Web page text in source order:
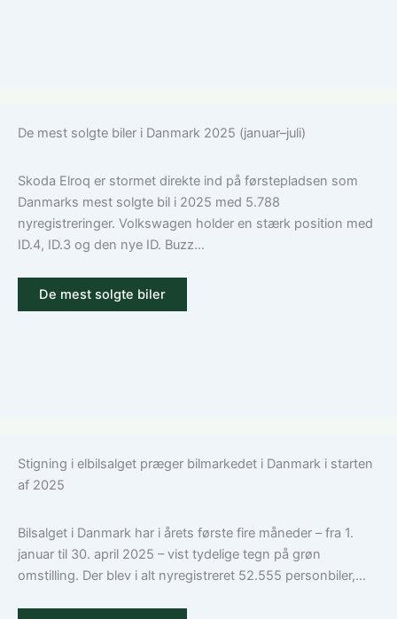
De mest solgte biler i Danmark 2025 (januar–juli)
Skoda Elroq er stormet direkte ind på førstepladsen som
Danmarks mest solgte bil i 2025 med 5.788
nyregistreringer. Volkswagen holder en stærk position med
ID.4, ID.3 og den nye ID. Buzz...
De mest solgte biler
Stigning i elbilsalget præger bilmarkedet i Danmark i starten
af 2025
Bilsalget i Danmark har i årets første fire måneder – fra 1.
januar til 30. april 2025 – vist tydelige tegn på grøn
omstilling. Der blev i alt nyregistreret 52.555 personbiler,...